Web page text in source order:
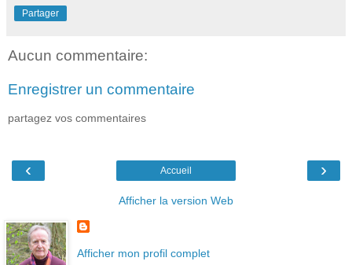
Partager
Aucun commentaire:
Enregistrer un commentaire
partagez vos commentaires
‹ ›
Accueil
Afficher la version Web
Afficher mon profil complet